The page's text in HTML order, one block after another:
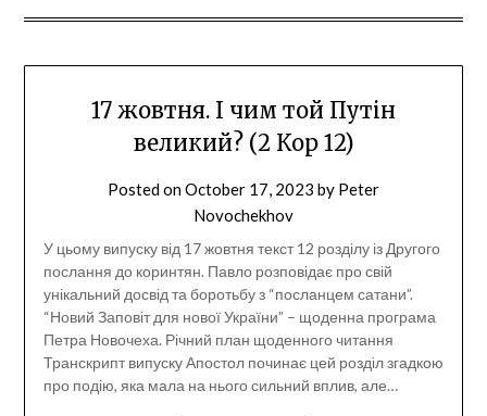
17 жовтня. І чим той Путін
великий? (2 Кор 12)
Posted onOctober 17, 2023 by Peter
Novochekhov
У цьому випуску від 17 жовтня текст 12 розділу із Другого
послання до коринтян. Павло розповідає про свій
унікальний досвід та боротьбу з “посланцем сатани”.
“Новий Заповіт для нової України” – щоденна програма
Петра Новочеха. Річний план щоденного читання
Транскрипт випуску Апостол починає цей розділ згадкою
про подію, яка мала на нього сильний вплив, але…